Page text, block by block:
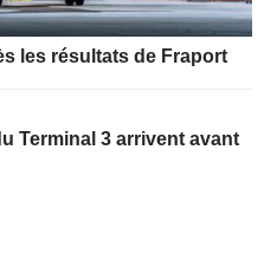
les résultats de Fraport
Terminal 3 arrivent avant